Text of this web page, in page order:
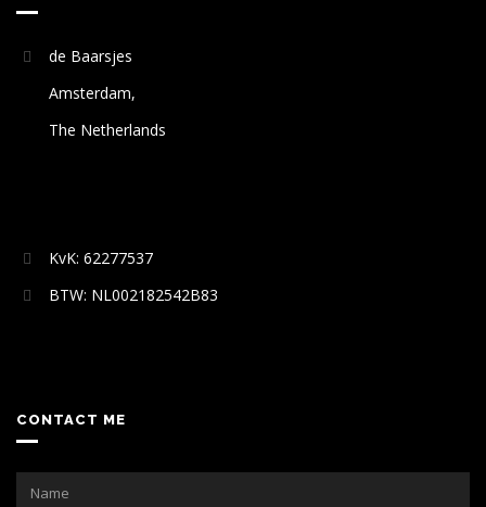
de Baarsjes
Amsterdam,
The Netherlands
KvK: 62277537
BTW: NL002182542B83
CONTACT ME